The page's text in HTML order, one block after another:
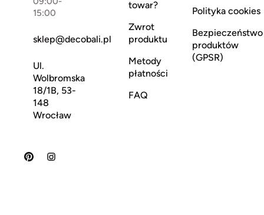
15:00
sklep@decobali.pl
Ul.
Wolbromska
18/1B, 53-
148
Wrocław
towar?
Zwrot
produktu
Metody
płatności
FAQ
Polityka cookies
Bezpieczeństwo
produktów
(GPSR)